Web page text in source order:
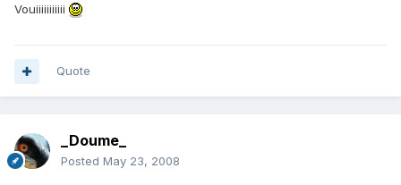
Vouiiiiiiiiiii
Quote
_Doume_
Posted May 23, 2008